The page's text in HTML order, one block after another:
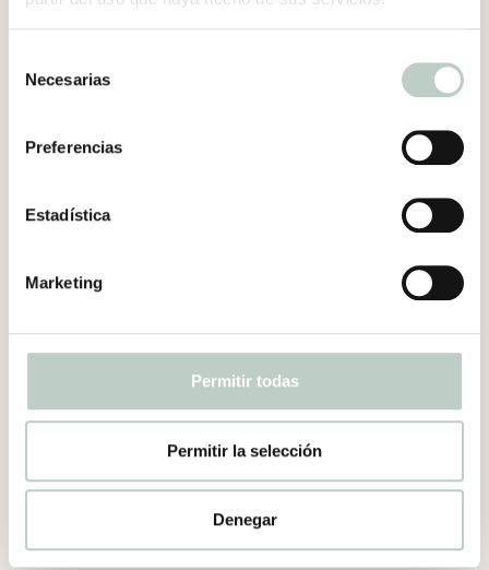
Necesarias
Preferencias
Estadística
Marketing
Permitir todas
Permitir la selección
Denegar
día date cuenta de cuántas veces lo
que pierdes en el presente al estar tan
pendiente del futuro.
menos 5 opciones más a aquello que te
ser opciones más positivas o neutras.
Escritura terapéutica: lleva un registro en
a escribir todas aquellas preocupaciones
misma hora, incluso ponerte una alarma
que dedicarle a ello, por ejemplo 20
minutos al día. Ese serán tus 20 minutos
de preocupación. A partir de aquí cada
Experiencias positivas: busca y apunta